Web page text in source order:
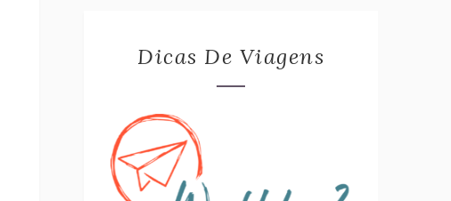
Dicas De Viagens